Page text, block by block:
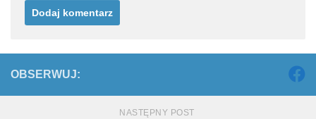
OBSERWUJ:
NASTĘPNY POST